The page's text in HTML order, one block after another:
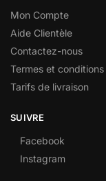
Mon Compte
Aide Clientèle
Contactez-nous
Termes et conditions
Tarifs de livraison
SUIVRE
Facebook
Instagram